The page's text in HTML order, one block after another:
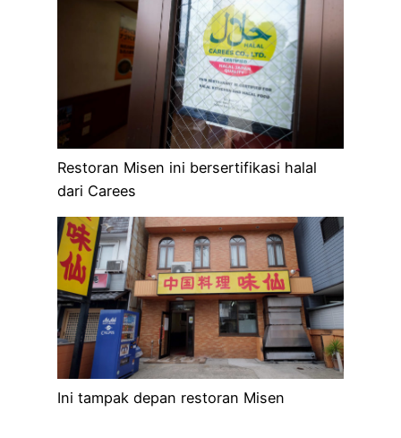
Restoran Misen ini bersertifikasi halal
dari Carees
Ini tampak depan restoran Misen